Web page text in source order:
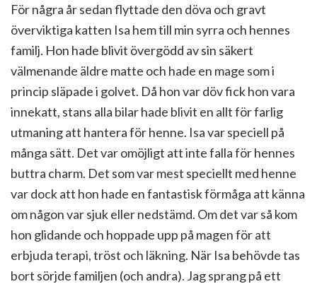
För några år sedan flyttade den döva och gravt
överviktiga katten Isa hem till min syrra och hennes
familj. Hon hade blivit övergödd av sin säkert
välmenande äldre matte och hade en mage som i
princip släpade i golvet. Då hon var döv fick hon vara
innekatt, stans alla bilar hade blivit en allt för farlig
utmaning att hantera för henne. Isa var speciell på
många sätt. Det var omöjligt att inte falla för hennes
buttra charm. Det som var mest speciellt med henne
var dock att hon hade en fantastisk förmåga att känna
om någon var sjuk eller nedstämd. Om det var så kom
hon glidande och hoppade upp på magen för att
erbjuda terapi, tröst och läkning. När Isa behövde tas
bort sörjde familjen (och andra). Jag sprang på ett